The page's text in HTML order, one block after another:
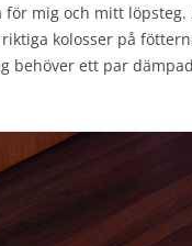
mig och mitt
kolosser på
behöver ett par